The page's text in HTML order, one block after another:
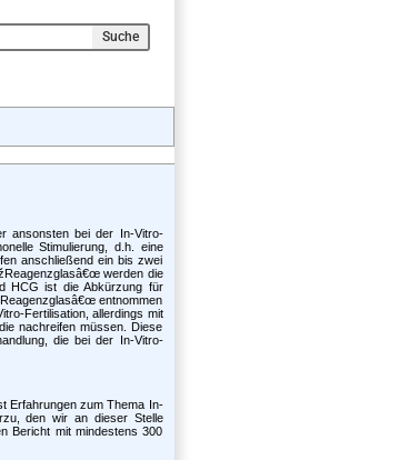
Suche
ansonsten bei der In-Vitro-
Stimulierung, d.h. eine
anschließend ein bis zwei
werden die
HCG ist die Abkürzung für
entnommen
Fertilisation, allerdings mit
nachreifen müssen. Diese
die bei der In-Vitro-
Erfahrungen zum Thema In-
den wir an dieser Stelle
Bericht mit mindestens 300